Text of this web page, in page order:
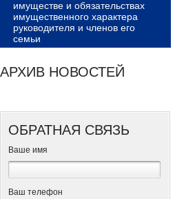
имуществе и обязательствах
имущественного характера
руководителя и членов его
семьи
АРХИВ НОВОСТЕЙ
ОБРАТНАЯ СВЯЗЬ
Ваше имя
Ваш телефон